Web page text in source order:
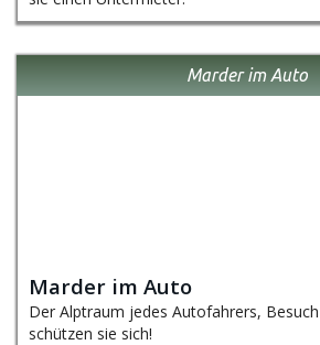
Marder im Auto
Marder im Auto
Der Alptraum jedes Autofahrers,
schützen sie sich!